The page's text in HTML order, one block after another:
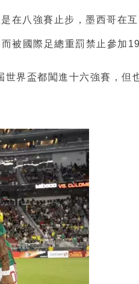
在八強賽止步，墨西哥在
被國際足總重罰禁止參加
界盃都闖進十六強賽，但